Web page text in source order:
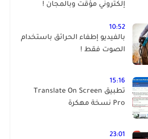
إلكتروني مؤقت وبالمجان !
10:52
بالفيديو إطفاء الحرائق باستخدام
الصوت فقط !
15:16
تطبيق Translate On Screen
Pro نسخة مهكرة
23:01